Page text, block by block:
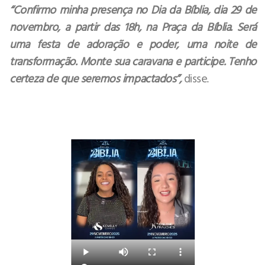
“Confirmo minha presença no Dia da Bíblia, dia 29 de
novembro, a partir das 18h, na Praça da Bíblia. Será
uma festa de adoração e poder, uma noite de
transformação. Monte sua caravana e participe. Tenho
certeza de que seremos impactados”,disse.